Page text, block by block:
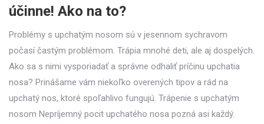
účinne! Ako na to?
Problémy s upchatým nosom sú v jesennom sychravom
počasí častým problémom. Trápia mnohé deti, ale aj dospelých.
Ako sa s nimi vysporiadať a správne odhaliť príčinu upchatia
nosa? Prinášame vám niekoľko overených tipov a rád na
upchatý nos, ktoré spoľahlivo fungujú. Trápenie s upchatým
nosom Nepríjemný pocit upchatého nosa pozná asi každý.